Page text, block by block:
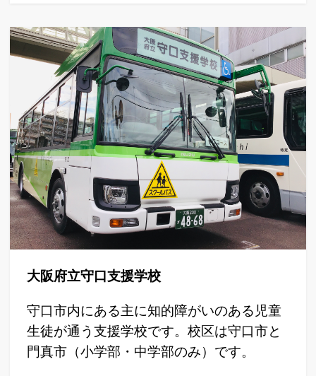
大阪府立守口支援学校
守口市内にある主に知的障がいのある児童
生徒が通う支援学校です。校区は守口市と
門真市（小学部・中学部のみ）です。